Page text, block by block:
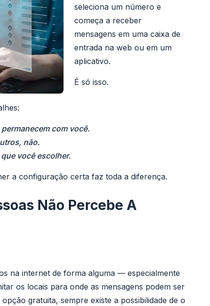
seleciona um número e
começa a receber
mensagens em uma caixa de
entrada na web ou em um
aplicativo.
É só isso.
com você.
não.
você escolher.
a configuração certa faz toda a diferença.
Não Percebe A
na internet de forma alguma — especialmente
os locais para onde as mensagens podem ser
gratuita, sempre existe a possibilidade de o